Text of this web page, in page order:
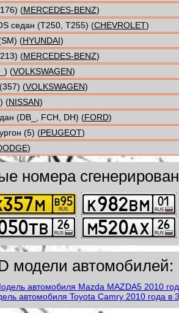
(MERCEDES-BENZ)
седан (T250, T255) (CHEVROLET)
(HYUNDAI)
(MERCEDES-BENZ)
(VOLKSWAGEN)
(VOLKSWAGEN)
(NISSAN)
(DB_, FCH, DH) (FORD)
(5) (PEUGEOT)
)
номера
модели автомобилей: